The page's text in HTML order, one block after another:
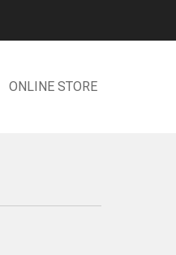
ONLINE STORE